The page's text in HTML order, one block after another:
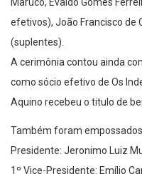
efetivos), João Francisco de
(suplentes).
A cerimônia contou ainda
como sócio efetivo de Os
Aquino recebeu o titulo de
Também foram
Presidente: Jeronimo Luiz
1º Vice-Presidente: Emílio